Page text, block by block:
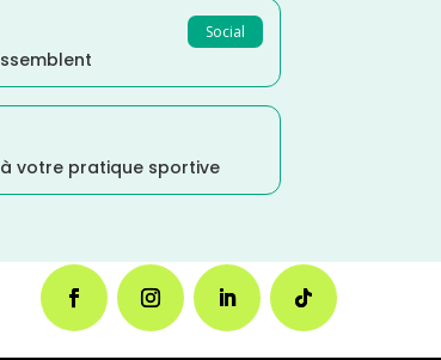
Social
votre pratique sportive